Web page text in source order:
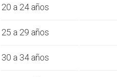
20 a 24 años
25 a 29 años
30 a 34 años